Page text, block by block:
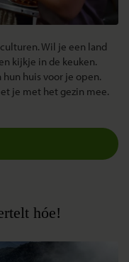
Wil je een land
kijkje in de keuken.
huis voor je open.
je met het gezin mee.
hóe!